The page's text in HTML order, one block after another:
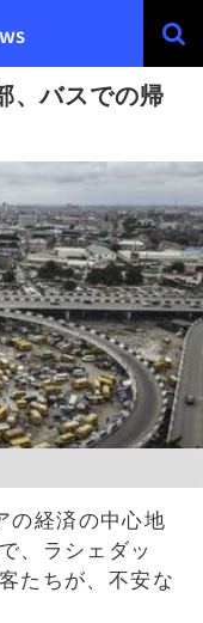
、バスでの帰
の経済の中心地
、ラシェダッ
たちが、不安な